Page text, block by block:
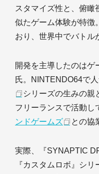
スタマイズ性と、俯瞰
似たゲーム体験が特徴
おり、世界中でバトル
開発を主導したのはゲ
氏。NINTENDO64で
シリーズの生みの親
フリーランスで活動し
ンドゲームズ
との協
実際、『SYNAPTIC
『カスタムロボ』シリ